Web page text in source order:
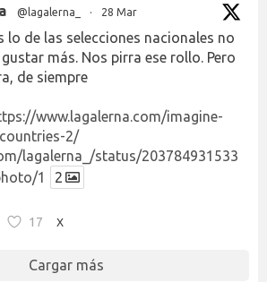
@lagalerna_ · 28 Mar
lo de las selecciones nacionales no
más. Nos pirra ese rollo. Pero
de siempre
www.lagalerna.com/imagine-
2/
lagalerna_/status/203784931533
1
2
17 X
Cargar más